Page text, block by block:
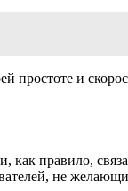
простоте и
как правило,
не